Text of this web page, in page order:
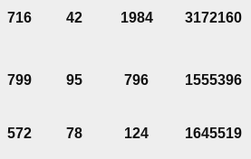
716 42 1984 3172160
799 95 796 1555396
572 78 124 1645519